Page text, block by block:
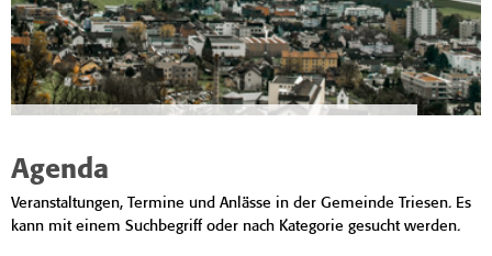
Agenda
Veranstaltungen, Termine und Anlässe in der Gemeinde Triesen. Es
kann mit einem Suchbegriff oder nach Kategorie gesucht werden.